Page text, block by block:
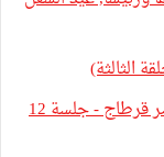
الطيب البكوش: من منظمة العمل الدولية إلى قصر قرطاج - جلسة 12